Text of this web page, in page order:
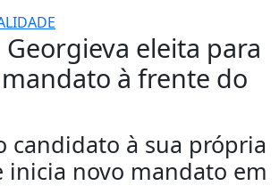
eleita para
à frente do
candidato à sua própria
inicia novo mandato em